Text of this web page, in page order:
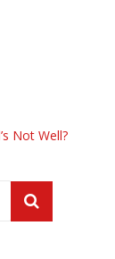
Not Well?